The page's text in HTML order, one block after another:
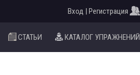
Вход | Регистрация
СТАТЬИ КАТАЛОГ УПРАЖНЕНИЙ